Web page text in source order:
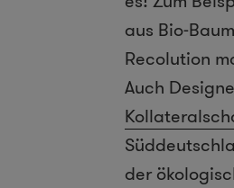
aus Bio-
Recolution
Auch
der